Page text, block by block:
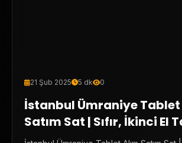
21 Şub 2025 5 dk 0
İstanbul Ümraniye Tablet
Satım Sat | Sıfır, İkinci El
Alım Satım Alan Yerler